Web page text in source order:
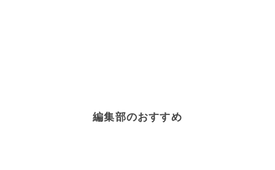
編集部のおすすめ